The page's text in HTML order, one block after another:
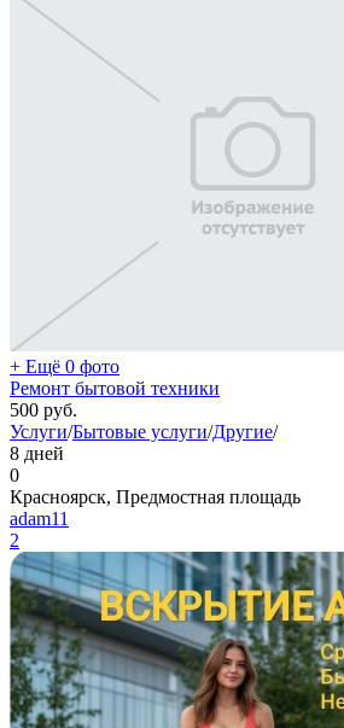
+ Ещё 0 фото
Ремонт бытовой техники
500 руб.
Услуги/Бытовые услуги/Другие/
8 дней
0
Красноярск, Предмостная площадь
adam11
2